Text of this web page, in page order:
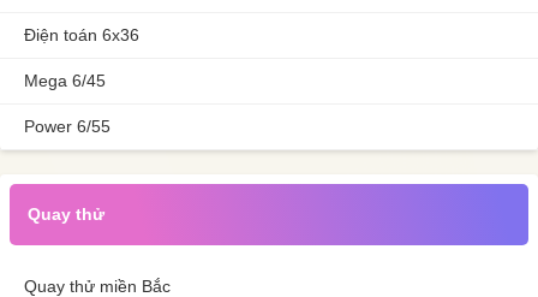
Điện toán 6x36
Mega 6/45
Power 6/55
Quay thử
Quay thử miền Bắc